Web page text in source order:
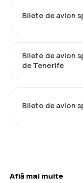
Bilete de avion
Bilete de avion
de Tenerife
Bilete de avion
Află mai multe